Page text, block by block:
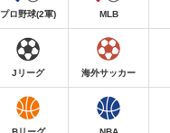
プロ野球(2軍) MLB
Jリーグ 海外サッカー